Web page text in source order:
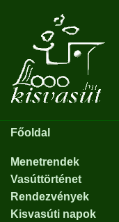
Főoldal
Menetrendek
Vasúttörténet
Rendezvények
Kisvasúti napok